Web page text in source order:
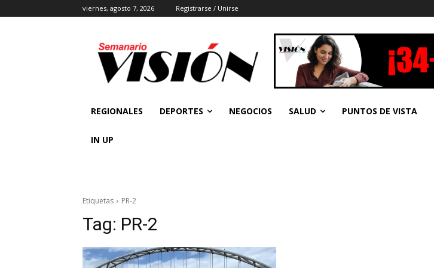
viernes, agosto 7, 2026 Registrarse / Unirse
REGIONALES DEPORTES NEGOCIOS SALUD PUNTOS DE VISTA
IN UP
Etiquetas PR-2
Tag: PR-2